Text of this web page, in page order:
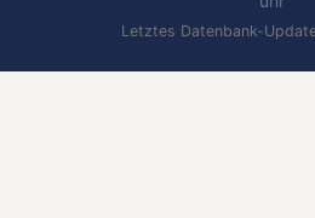
Letztes Datenbank-